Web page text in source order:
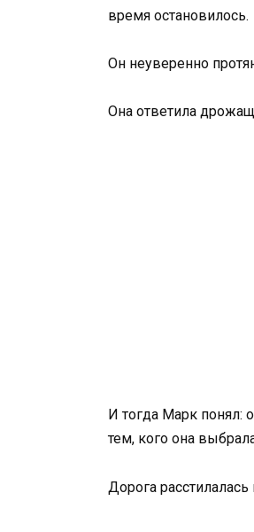
время остановилось.
Он неуверенно
Она ответила
И тогда Марк понял:
тем, кого она
Дорога